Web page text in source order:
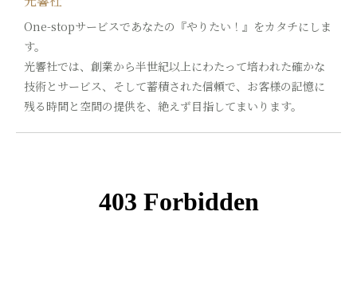
One-stopサービスであなたの『やりたい！』をカタチにしま
す。
光響社では、創業から半世紀以上にわたって培われた確かな
技術とサービス、そして蓄積された信頼で、お客様の記憶に
残る時間と空間の提供を、絶えず目指してまいります。